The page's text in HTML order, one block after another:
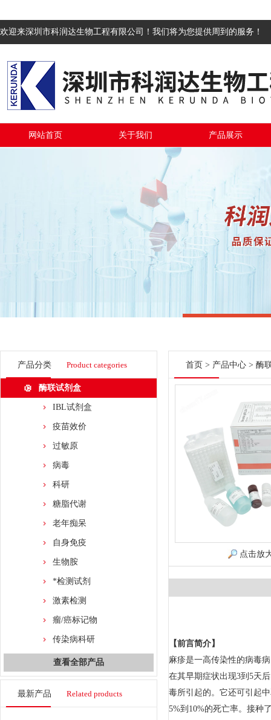
欢迎来深圳市科润达生物工程有限公司！我们将为您提供周到的服务！
网站首页 关于我们 产品展示
产品分类 Product categories
酶联试剂盒
IBL试剂盒
疫苗效价
过敏原
病毒
科研
糖脂代谢
老年痴呆
自身免疫
生物胺
*检测试剂
激素检测
瘤/癌标记物
传染病科研
查看全部产品
最新产品 Related products
首页 > 产品中心 > 酶
点击放
【前言简介】
麻疹是一高传染性的病毒
在其早期症状出现3到 5天
毒所引起的。它还可引起
5%到 10%的死亡率。接种